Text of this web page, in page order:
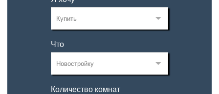
Что
Количество комнат